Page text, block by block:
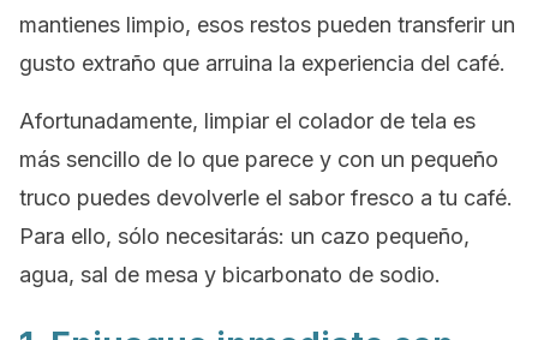
mantienes limpio, esos restos pueden transferir un
gusto extraño que arruina la experiencia del café.
Afortunadamente, limpiar el colador de tela es
más sencillo de lo que parece y con un pequeño
truco puedes devolverle el sabor fresco a tu café.
Para ello, sólo necesitarás: un cazo pequeño,
agua, sal de mesa y bicarbonato de sodio.